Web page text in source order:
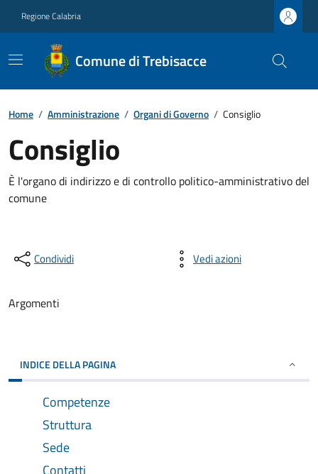
Regione Calabria
Comune di Trebisacce
Home / Amministrazione / Organi di Governo / Consiglio
Consiglio
È l'organo di indirizzo e di controllo politico-amministrativo del
comune
Condividi Vedi azioni
Argomenti
INDICE DELLA PAGINA
Competenze
Struttura
Sede
Contatti